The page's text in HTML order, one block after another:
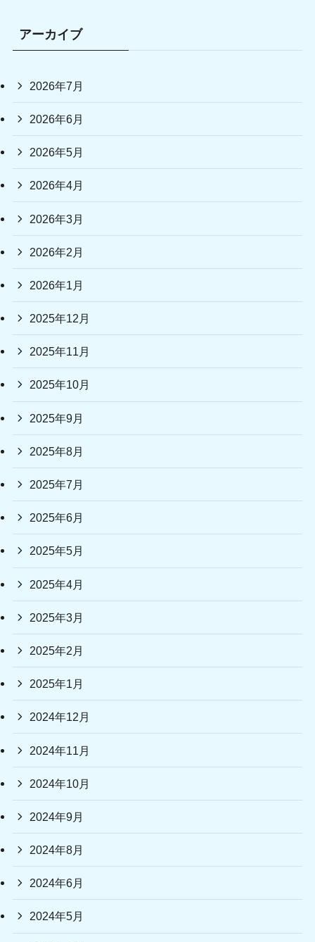
アーカイブ
2026年7月
2026年6月
2026年5月
2026年4月
2026年3月
2026年2月
2026年1月
2025年12月
2025年11月
2025年10月
2025年9月
2025年8月
2025年7月
2025年6月
2025年5月
2025年4月
2025年3月
2025年2月
2025年1月
2024年12月
2024年11月
2024年10月
2024年9月
2024年8月
2024年6月
2024年5月